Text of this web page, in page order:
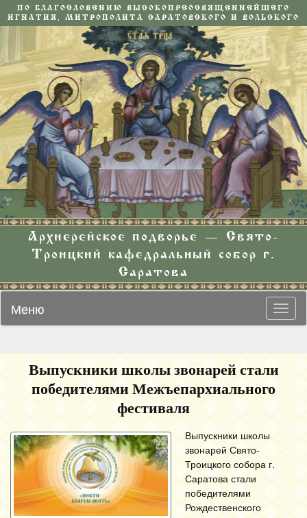
ПО БЛАГОСЛОВЕНИЮ ВЫСОКОПРЕОСВЯЩЕННЕЙШЕГО
ИГНАТИЯ, МИТРОПОЛИТА САРАТОВСКОГО И ВОЛЬСКОГО
Архиерейское подворье — Свято-
Троицкий кафедральный собор г.
Саратова
Меню
Выпускники школы звонарей стали
победителями Межъепархиального
фестиваля
Выпускники школы
звонарей Свято-
Троицкого собора г.
Саратова стали
победителями
Рождественского